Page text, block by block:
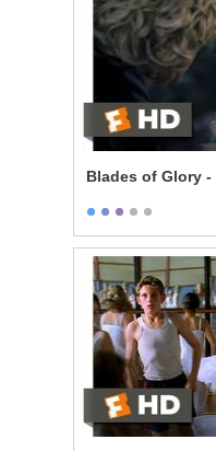
Blades of Glory -